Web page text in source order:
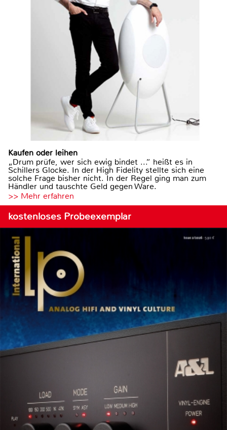
Kaufen oder leihen
„Drum prüfe, wer sich ewig bindet ...“ heißt es in
Schillers Glocke. In der High Fidelity stellte sich eine
solche Frage bisher nicht. In der Regel ging man zum
Händler und tauschte Geld gegen Ware.
>> Mehr erfahren
kostenloses Probeexemplar